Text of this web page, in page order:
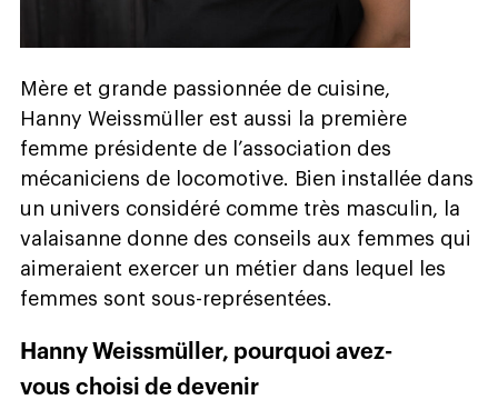
Mère et grande passionnée de cuisine,
Hanny Weissmüller est aussi la première
femme présidente de l’association des
mécaniciens de locomotive. Bien installée dans
un univers considéré comme très masculin, la
valaisanne donne des conseils aux femmes qui
aimeraient exercer un métier dans lequel les
femmes sont sous-représentées.
Hanny Weissmüller, pourquoi avez-
vous choisi de devenir